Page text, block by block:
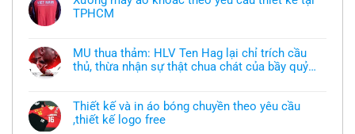
luận
ở
áo
thun
đồng
chưa
có
mẫu
thì
TPHCM
bình
luận
ở
khoác
theo
yêu
MU thua thảm: HLV Ten Hag lại chỉ trích cầu
thủ, thừa nhận sự thật chua chát của bầy quỷ
bình
luận
ở
Thiết kế và in áo bóng chuyền theo yêu cầu
,thiết kế logo free